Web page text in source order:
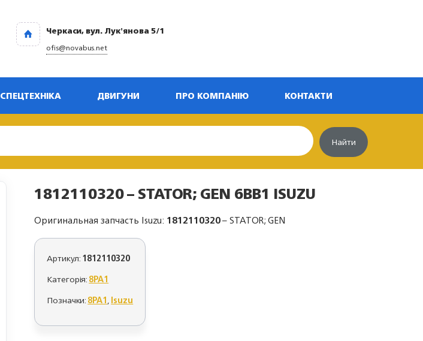
Черкаси, вул. Лук'янова 5/1
ofis@novabus.net
СПЕЦТЕХНІКА ДВИГУНИ ПРО КОМПАНІЮ КОНТАКТИ
Найти
1812110320 – STATOR; GEN 6BB1 ISUZU
Оригинальная запчасть Isuzu: 1812110320– STATOR; GEN
Артикул:1812110320
Категорія:8PA1
Позначки:8PA1,Isuzu